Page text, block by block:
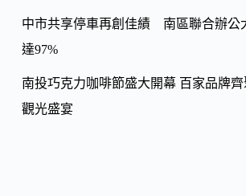
中市共享停車再創佳績 南區聯合辦公
達97%
南投巧克力咖啡節盛大開幕 百家品牌齊
觀光盛宴